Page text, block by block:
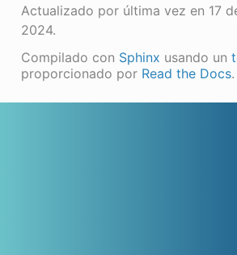
Actualizado por última vez en 17
2024.
Compilado con Sphinx usando un
proporcionado por Read the Docs.